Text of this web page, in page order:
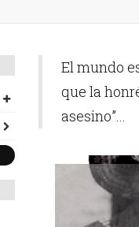
El mundo
que la
asesino”...